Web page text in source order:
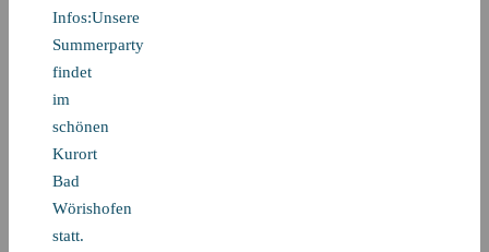
Infos:Unsere
Summerparty
findet
im
schönen
Kurort
Bad
Wörishofen
statt.